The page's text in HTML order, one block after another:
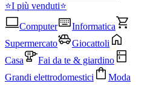
⭐I più venduti⭐
Computer
Informatica
Supermercato
Giocattoli
Casa
Fai da te & giardino
Grandi elettrodomestici
Moda